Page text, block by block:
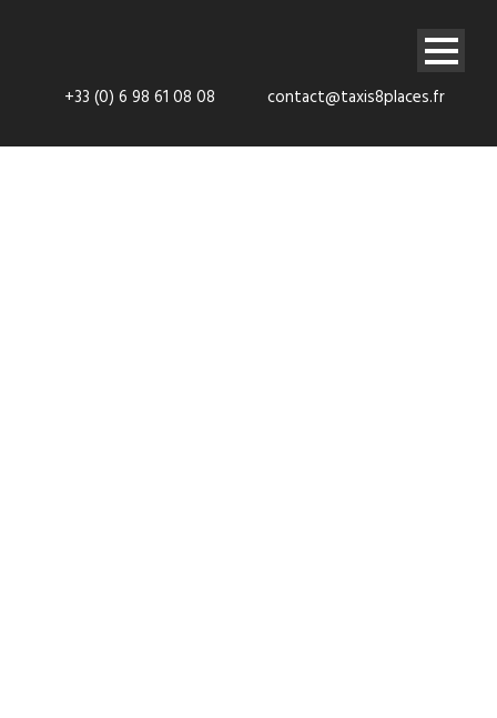
+33 (0) 6 98 61 08 08 contact@taxis8places.fr